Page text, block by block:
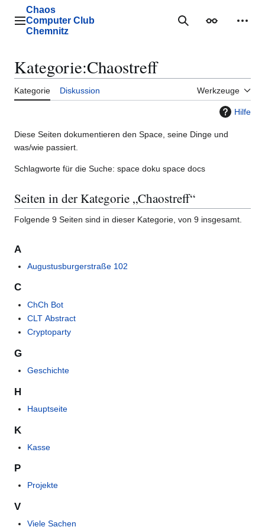
Inhalt
springenHauptmenü
Chaos
Computer Club
Chemnitz
Suche
Kategorie:Chaostreff
Kategorie Diskussion Werkzeuge
Hilfe
Diese Seiten dokumentieren den Space, seine Dinge und
was/wie passiert.
Schlagworte für die Suche: space doku space docs
Seiten in der Kategorie „Chaostreff“
Folgende 9 Seiten sind in dieser Kategorie, von 9 insgesamt.
A
Augustusburgerstraße 102
C
ChCh Bot
CLT Abstract
Cryptoparty
G
Geschichte
H
Hauptseite
K
Kasse
P
Projekte
V
Viele Sachen